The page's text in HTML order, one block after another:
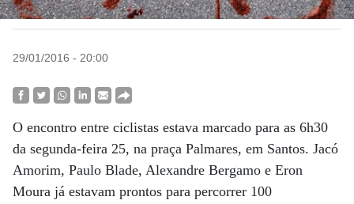
29/01/2016 - 20:00
O encontro entre ciclistas estava marcado para as 6h30
da segunda-feira 25, na praça Palmares, em Santos. Jacó
Amorim, Paulo Blade, Alexandre Bergamo e Eron
Moura já estavam prontos para percorrer 100